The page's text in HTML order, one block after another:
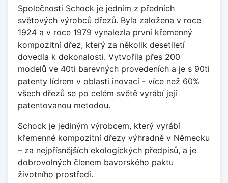
Společnosti Schock je jedním z předních
světových výrobců dřezů. Byla založena v roce
1924 a v roce 1979 vynalezla první křemenný
kompozitní dřez, který za několik desetiletí
dovedla k dokonalosti. Vytvořila přes 200
modelů ve 40ti barevných provedeních a je s 90ti
patenty lídrem v oblasti inovací - více než 60%
všech dřezů se po celém světě vyrábí její
patentovanou metodou.
Schock je jediným výrobcem, který vyrábí
křemenné kompozitní dřezy výhradně v Německu
– za nejpřísnějších ekologických předpisů, a je
dobrovolných členem bavorského paktu
životního prostředí.